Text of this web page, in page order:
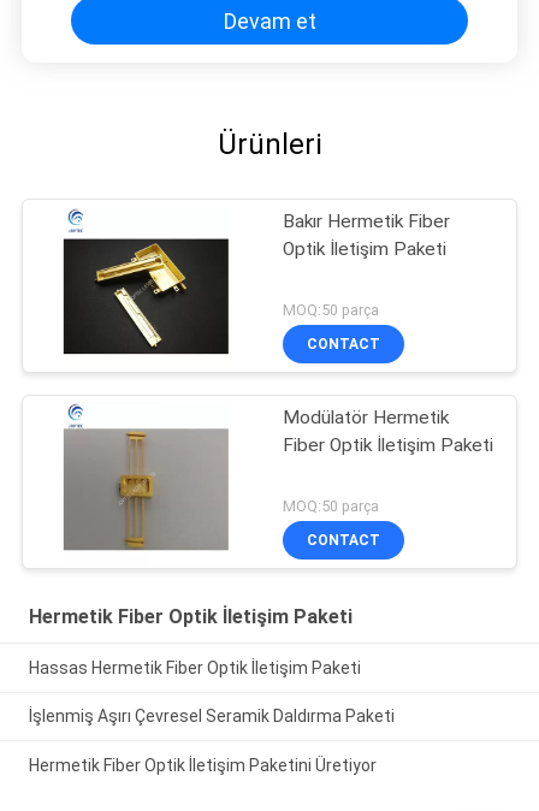
Devam et
Ürünleri
Bakır Hermetik Fiber
Optik İletişim Paketi
MOQ:50 parça
CONTACT
Modülatör Hermetik
Fiber Optik İletişim Paketi
MOQ:50 parça
CONTACT
Hermetik Fiber Optik İletişim Paketi
Hassas Hermetik Fiber Optik İletişim Paketi
İşlenmiş Aşırı Çevresel Seramik Daldırma Paketi
Hermetik Fiber Optik İletişim Paketini Üretiyor